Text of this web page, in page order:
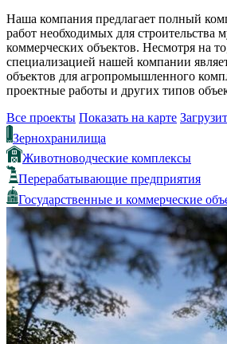
Наша компания предлагает полный
работ необходимых для строительства
коммерческих объектов. Несмотря на
специализацией нашей компании
объектов для агропромышленного
проектные работы и других типов
Все проекты Показать на карте
Зернохранилища
Животноводческие комплексы
Перерабатывающие предприятия
Государственные и коммерческие